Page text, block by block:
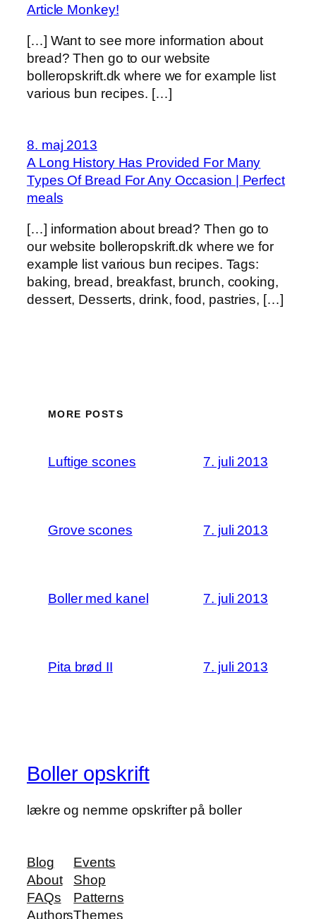
Article Monkey!
[…] Want to see more information about
bread? Then go to our website
bolleropskrift.dk where we for example list
various bun recipes. […]
8. maj 2013
A Long History Has Provided For Many
Types Of Bread For Any Occasion | Perfect
meals
[…] information about bread? Then go to
our website bolleropskrift.dk where we for
example list various bun recipes. Tags:
baking, bread, breakfast, brunch, cooking,
dessert, Desserts, drink, food, pastries, […]
MORE POSTS
Luftige scones 7. juli 2013
Grove scones 7. juli 2013
Boller med kanel 7. juli 2013
Pita brød II 7. juli 2013
Boller opskrift
lækre og nemme opskrifter på boller
Blog
About
FAQs
Authors
Events
Shop
Patterns
Themes